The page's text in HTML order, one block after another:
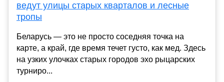
ведут улицы старых кварталов и лесные
тропы
Беларусь — это не просто соседняя точка на
карте, а край, где время течет густо, как мед. Здесь
на узких улочках старых городов эхо рыцарских
турниро...